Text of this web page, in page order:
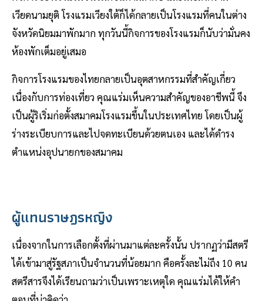
เวียดนามยุติ โรงแรมเวียงใต้ก็ได้กลายเป็นโรงแรมที่คนในต่าง
จังหวัดนิยมมาพักมาก ทุกวันนี้กิจการของโรงแรมก็นับว่ามั่นคง
ห้องพักเต็มอยู่เสมอ
กิจการโรงแรมของไทยกลายเป็นอุตสาหกรรมที่สำคัญเกี่ยว
เนื่องกับการท่องเที่ยว คุณแร่มเห็นความสำคัญของอาชีพนี้ จึง
เป็นผู้ริเริ่มก่อตั้งสมาคมโรงแรมขึ้นในประเทศไทย โดยเป็นผู้
ร่างระเบียบการและไปจดทะเบียนด้วยตนเอง และได้ดำรง
ตำแหน่งอุปนายกของสมาคม
ผู้แทนราษฎรหญิง
เนื่องจากในการเลือกตั้งที่ผ่านมาแต่ละครั้งนั้น ปรากฏว่ามีสตรี
ได้เข้ามาสู่รัฐสภาเป็นจำนวนที่น้อยมาก คือครั้งละไม่ถึง 10 คน
สตรีสารจึงได้เรียนถามว่าเป็นเพราะเหตุใด คุณแร่มได้ให้คำ